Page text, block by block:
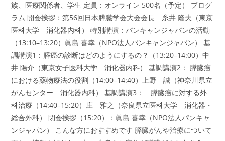
族、医療関係者、学生 定員：オンライン 500名（予定） プログ
ラム 開会挨拶：第56回日本膵臓学会大会会長 糸井 隆夫（東京
医科大学 消化器内科） 特別講演：パンキャンジャパンの活動
（13:10–13:20）眞島 喜幸（NPO法人パンキャンジャパン） 基
調講演1：膵癌の診断はどのようにするの？（13:20–14:00）中
井 陽介（東京女子医科大学 消化器内科） 基調講演2： 膵臓癌
における薬物療法の役割（14:00–14:40）上野 誠（神奈川県立
がんセンター 消化器内科） 基調講演3： 膵臓癌に対する外
科治療（14:40–15:20）庄 雅之（奈良県立医科大学 消化器・
総合外科） 閉会挨拶（15:20）：眞島 喜幸（NPO法人パンキャ
ンジャパン） こんな方におすすめです 膵臓がんや治療について